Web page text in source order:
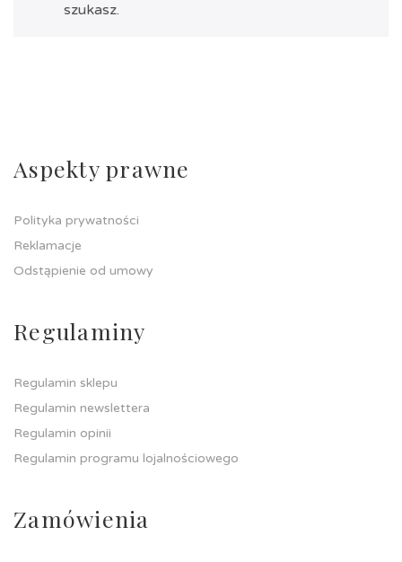
szukasz.
Aspekty prawne
Polityka prywatności
Reklamacje
Odstąpienie od umowy
Regulaminy
Regulamin sklepu
Regulamin newslettera
Regulamin opinii
Regulamin programu lojalnościowego
Zamówienia